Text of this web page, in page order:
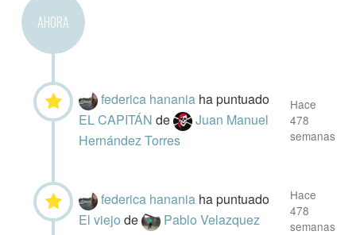
AHORA
federica hanania ha puntuado
EL CAPITÁNde
Juan Manuel
Hernández Torres
Hace
478
semanas
federica hanania ha puntuado
El viejode Pablo Velazquez
Hace
478
semanas